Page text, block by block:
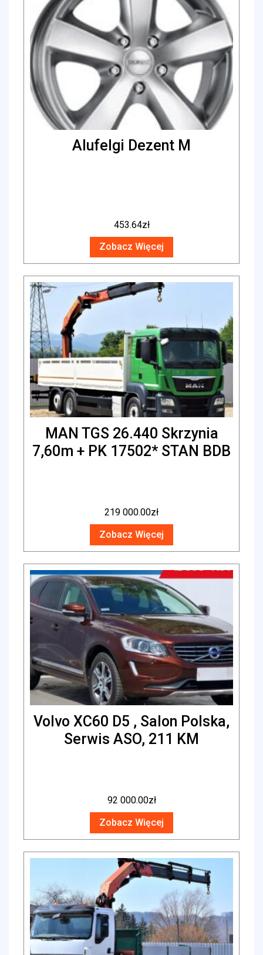
Alufelgi Dezent M
453.64zł
Zobacz Więcej
MAN TGS 26.440 Skrzynia
7,60m + PK 17502* STAN BDB
219 000.00zł
Zobacz Więcej
Volvo XC60 D5 , Salon Polska,
Serwis ASO, 211 KM
92 000.00zł
Zobacz Więcej